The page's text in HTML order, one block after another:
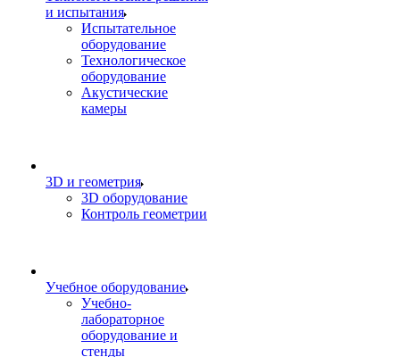
и испытания
Испытательное
оборудование
Технологическое
оборудование
Акустические
камеры
3D и геометрия
3D оборудование
Контроль геометрии
Учебное оборудование
Учебно-
лабораторное
оборудование и
стенды